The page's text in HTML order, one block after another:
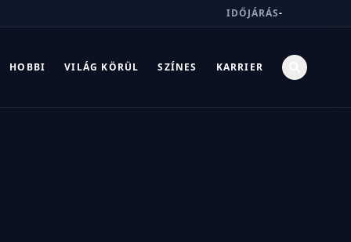
IDŐJÁRÁS-
HOBBI VILÁG KÖRÜL SZÍNES KARRIER